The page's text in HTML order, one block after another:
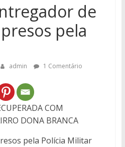
de
pela
admin 1 Comentário
COM
DONA BRANCA
pela Polícia Militar